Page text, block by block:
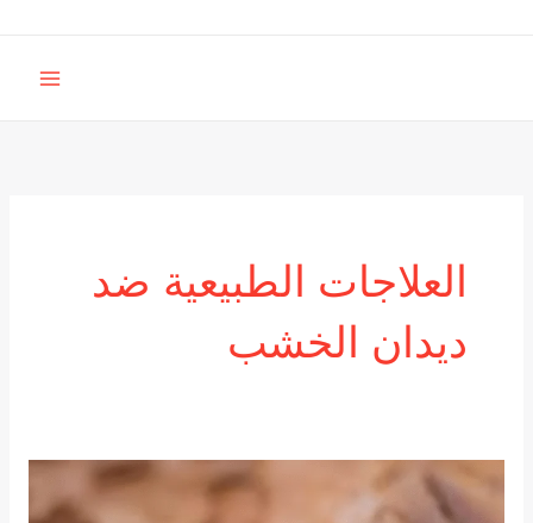
العلاجات الطبيعية ضد
ديدان الخشب
تتخلص